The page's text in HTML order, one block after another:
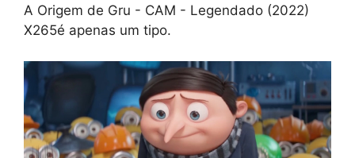
A Origem de Gru - CAM - Legendado (2022)
X265é apenas um tipo.